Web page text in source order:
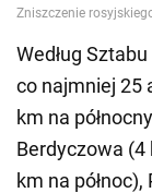
Według
co najmniej 25
km na
Berdyczowa (4
km na